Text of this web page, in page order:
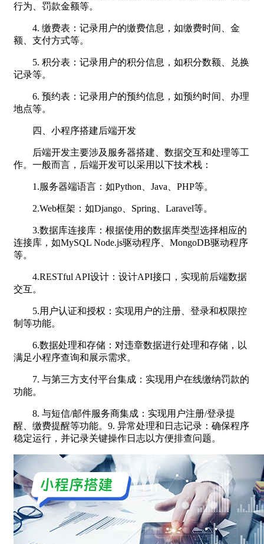
行为、罚款金额等。
4. 缴费表：记录用户的缴费信息，如缴费时间、金
额、支付方式等。
5. 积分表：记录用户的积分信息，如积分数额、兑换
记录等。
6. 预约表：记录用户的预约信息，如预约时间、办理
地点等。
四、小程序搭建后端开发
后端开发主要涉及服务器搭建、数据交互和处理等工
作。一般而言，后端开发可以采用以下技术栈：
1.服务器端语言：如Python、Java、PHP等。
2.Web框架：如Django、Spring、Laravel等。
3.数据库连接库：根据使用的数据库类型选择相应的
连接库，如MySQL Node.js驱动程序、MongoDB驱动程序
等。
4.RESTful API设计：设计API接口，实现前后端数据
交互。
5.用户认证和授权：实现用户的注册、登录和权限控
制等功能。
6.数据处理和存储：对违章数据进行处理和存储，以
满足小程序查询和展示需求。
7. 与第三方支付平台集成：实现用户在线缴纳罚款的
功能。
8. 与短信/邮件服务商集成：实现用户注册/登录提
醒、缴费提醒等功能。9. 异常处理和日志记录：确保程序
稳定运行，并记录关键操作日志以方便排查问题。